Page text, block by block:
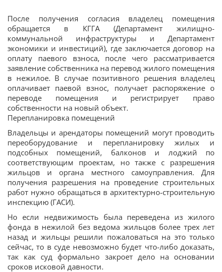
После получения согласия владелец помещения
обращается в КГГА (Департамент жилищно-
коммунальной инфраструктуры и Департамент
экономики и инвестиций), где заключается договор на
оплату паевого взноса, после чего рассматривается
заявление собственника на перевод жилого помещения
в нежилое. В случае позитивного решения владелец
оплачивает паевой взнос, получает распоряжение о
переводе помещения и регистрирует право
собственности на новый объект.
Перепланировка помещений
Владельцы и арендаторы помещений могут проводить
переоборудование и перепланировку жилых и
подсобных помещений, балконов и лоджий по
соответствующим проектам, но также с разрешения
жильцов и органа местного самоуправления. Для
получения разрешения на проведение строительных
работ нужно обращаться в архитектурно-строительную
инспекцию (ГАСИ).
Но если недвижимость была переведена из жилого
фонда в нежилой без ведома жильцов более трех лет
назад и жильцы решили пожаловаться на это только
сейчас, то в суде невозможно будет что-либо доказать,
так как суд формально закроет дело на основании
сроков исковой давности.